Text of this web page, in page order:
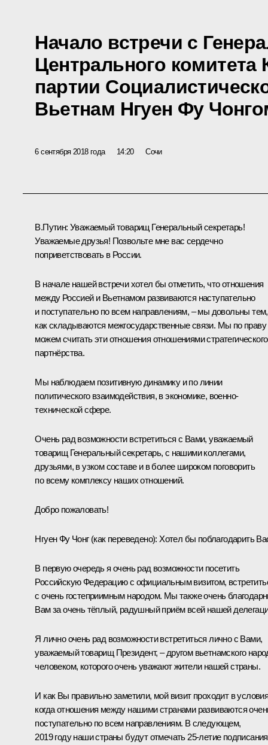
Начало встречи с
Центрального
партии
Вьетнам Нгуен Фу
6 сентября 2018 года 14:20 Сочи
В.Путин: Уважаемый товарищ Генеральный секретарь!
Уважаемые друзья! Позвольте мне вас сердечно
поприветствовать в России.
В начале нашей встречи хотел бы отметить, что отношения
между Россией и Вьетнамом развиваются наступательно
и поступательно по всем направлениям, – мы довольны тем,
как складываются межгосударственные связи. Мы по праву
можем считать эти отношения отношениями стратегического
партнёрства.
Мы наблюдаем позитивную динамику и по линии
политического взаимодействия, в экономике, военно-
технической сфере.
Очень рад возможности встретиться с Вами, уважаемый
товарищ Генеральный секретарь, с нашими коллегами,
друзьями, в узком составе и в более широком поговорить
по всему комплексу наших отношений.
Добро пожаловать!
Нгуен Фу Чонг (как переведено): Хотел бы поблагодарить
В первую очередь я очень рад возможности посетить
Российскую Федерацию с официальным визитом,
с очень гостеприимным народом. Мы также очень
Вам за очень тёплый, радушный приём всей нашей
Я лично очень рад возможности встретиться лично с Вами,
уважаемый товарищ Президент, – другом вьетнамского
человеком, которого очень уважают жители нашей страны.
И как Вы правильно заметили, мой визит проходит в
когда отношения между нашими странами развиваются
поступательно по всем направлениям. В следующем,
2019 году наши страны будут отмечать 25-летие подписания